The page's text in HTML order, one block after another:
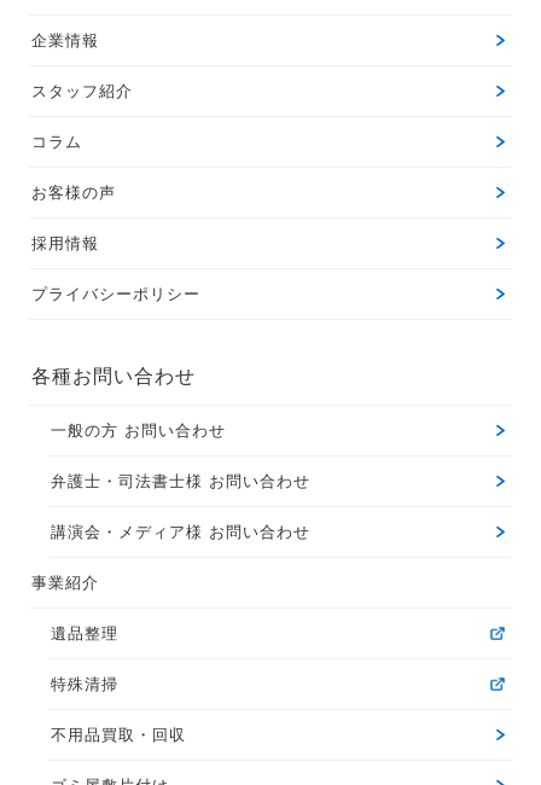
企業情報
スタッフ紹介
コラム
お客様の声
採用情報
プライバシーポリシー
各種お問い合わせ
一般の方 お問い合わせ
弁護士・司法書士様 お問い合わせ
講演会・メディア様 お問い合わせ
事業紹介
遺品整理
特殊清掃
不用品買取・回収